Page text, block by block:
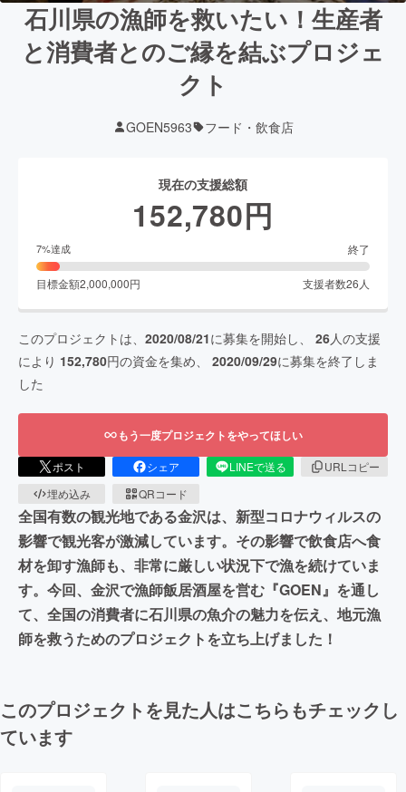
石川県の漁師を救いたい！生産者
と消費者とのご縁を結ぶプロジェ
クト
GOEN5963 フード・飲食店
現在の支援総額
152,780円
7%達成 終了
目標金額2,000,000円 支援者数26 人
このプロジェクトは、 2020/08/21に募集を開始し、 26人の支援
により 152,780円の資金を集め、 2020/09/29に募集を終了しま
した
もう一度プロジェクトをやってほしい
ポスト シェア LINEで送る
URLコピー
埋め込み
QRコード
全国有数の観光地である金沢は、新型コロナウィルスの
影響で観光客が激減しています。その影響で飲食店へ食
材を卸す漁師も、非常に厳しい状況下で漁を続けていま
す。今回、金沢で漁師飯居酒屋を営む『GOEN』を通し
て、全国の消費者に石川県の魚介の魅力を伝え、地元漁
師を救うためのプロジェクトを立ち上げました！
このプロジェクトを見た人はこちらもチェックし
ています